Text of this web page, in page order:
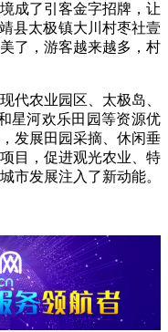
了引客金字招牌，让
县太极镇大川村枣社壹
了，游客越来越多，村
农业园区、太极岛、
星河欢乐田园等资源优
发展田园采摘、休闲垂
目，促进观光农业、特
市发展注入了新动能。